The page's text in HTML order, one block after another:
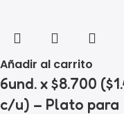
Añadir al carrito
6und. x $8.700
c/u) – Plato para